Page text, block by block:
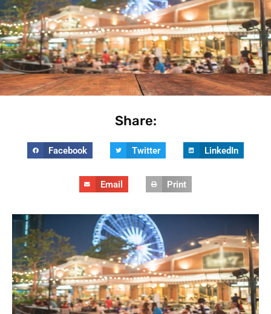
Share:
Facebook Twitter LinkedIn
Email Print